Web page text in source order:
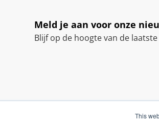
This
Meld je aan voor onze
Blijf op de hoogte van de